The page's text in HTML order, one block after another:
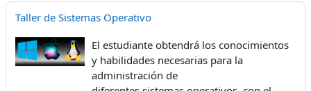
Taller de Sistemas Operativo
El estudiante obtendrá los conocimientos
y habilidades necesarias para la
administración de